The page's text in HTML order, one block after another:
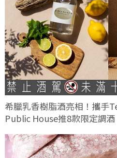
希臘乳香樹脂酒亮相！攜手
Public House推8款限定調酒